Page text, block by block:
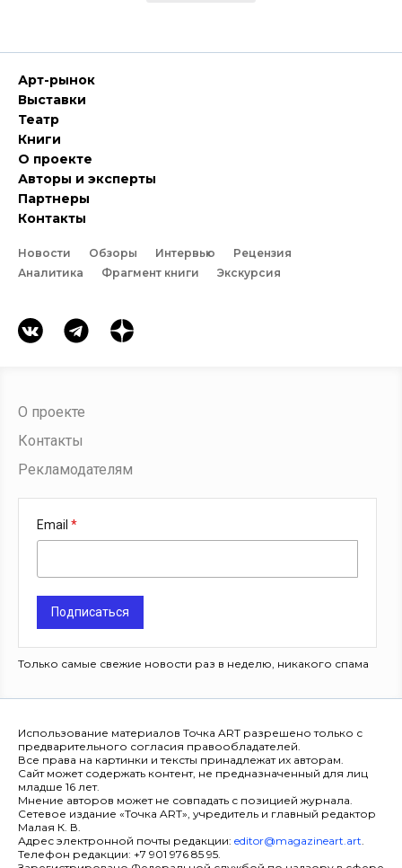
Арт-рынок
Выставки
Театр
Книги
О проекте
Авторы и эксперты
Партнеры
Контакты
Новости Обзоры Интервью
Рецензия
Аналитика
Фрагмент книги Экскурсия
О проекте
Контакты
Рекламодателям
Email
Подписаться
Только самые свежие новости раз в неделю, никакого спама
Использование материалов Точка ART разрешено только с
предварительного согласия правообладателей.
Все права на картинки и тексты принадлежат их авторам.
Сайт может содержать контент, не предназначенный для лиц
младше 16 лет.
Мнение авторов может не совпадать с позицией журнала.
Сетевое издание «Точка ART», учредитель и главный редактор
Малая К. В.
Адрес электронной почты редакции: editor@magazineart.art.
Телефон редакции: +7 901 976 85 95.